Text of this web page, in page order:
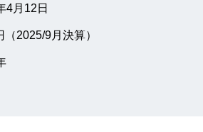
4月12日
（2025/9月決算）